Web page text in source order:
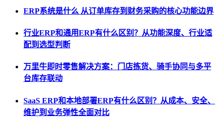
ERP系统是什么 从订单库存到财务采购的核心功能边界
行业ERP和通用ERP有什么区别？从功能深度、行业适
配到选型判断
万里牛即时零售解决方案：门店拣货、骑手协同与多平
台库存联动
SaaS ERP和本地部署ERP有什么区别？从成本、安全、
维护到业务弹性全面对比